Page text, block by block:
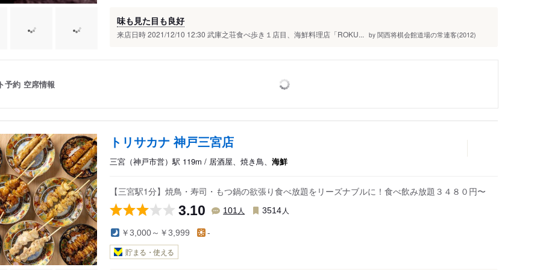
味も見た目も良好
来店日時 2021/12/10 12:30 武庫之荘食べ歩き１店目、海鮮料理店「ROKU... by 関西将棋会館道場の常連客(2012)
予約 空席情報
トリサカナ 神戸三宮店
三宮（神戸市営）駅 119m / 居酒屋、焼き鳥、 海鮮
【三宮駅1分】焼鳥・寿司・もつ鍋の欲張り食べ放題をリーズナブルに！食べ飲み放題３４８０円〜
3.10 101 人 3514 人
￥3,000～￥3,999 -
貯まる・使える